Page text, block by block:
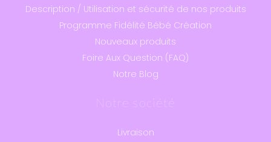
Description / Utilisation et sécurité de nos produits
Programme Fidélité Bébé Création
Nouveaux produits
Foire Aux Question (FAQ)
Notre Blog
Notre société
Livraison